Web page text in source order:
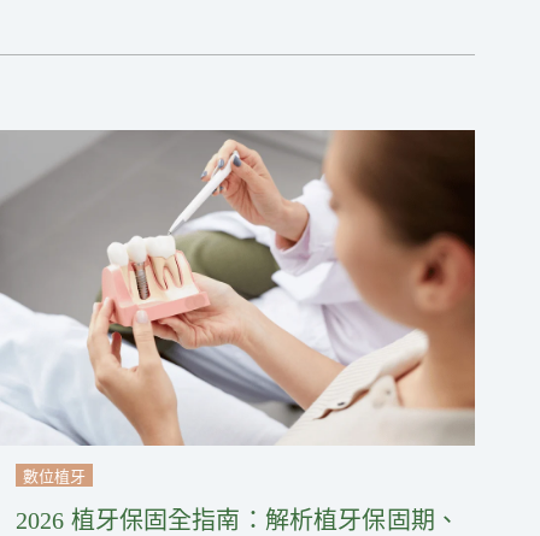
數位植牙
2026 植牙保固全指南：解析植牙保固期、